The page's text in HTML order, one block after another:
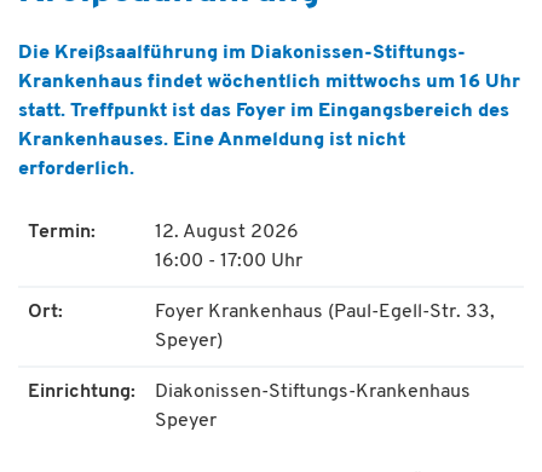
Ausbildung & Karriere
Über uns
Die Kreißsaalführung im Diakonissen-Stiftungs-
Krankenhaus findet wöchentlich mittwochs um 16 Uhr
statt. Treffpunkt ist das Foyer im Eingangsbereich des
Krankenhauses. Eine Anmeldung ist nicht
erforderlich.
Termin:
12. August 2026
16:00 - 17:00 Uhr
Ort:
Foyer Krankenhaus (Paul-Egell-Str. 33,
Speyer)
Einrichtung:
Diakonissen-Stiftungs-Krankenhaus
Speyer